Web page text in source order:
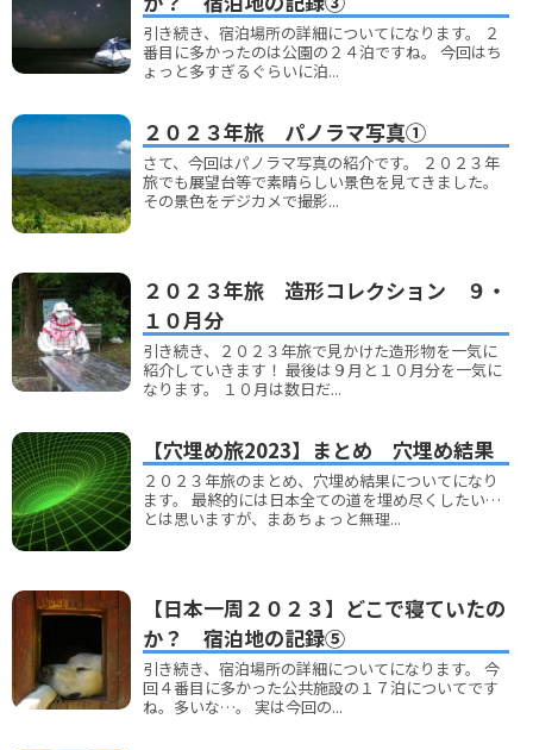
引き続き、宿泊場所の詳細についてになります。 ２
番目に多かったのは公園の２４泊ですね。 今回はち
ょっと多すぎるぐらいに泊...
２０２３年旅 パノラマ写真①
さて、今回はパノラマ写真の紹介です。 ２０２３年
旅でも展望台等で素晴らしい景色を見てきました。
その景色をデジカメで撮影...
２０２３年旅 造形コレクション ９・
１０月分
引き続き、２０２３年旅で見かけた造形物を一気に
紹介していきます！ 最後は９月と１０月分を一気に
なります。 １０月は数日だ...
【穴埋め旅2023】まとめ 穴埋め結果
２０２３年旅のまとめ、穴埋め結果についてになり
ます。 最終的には日本全ての道を埋め尽くしたい…
とは思いますが、まあちょっと無理...
【日本一周２０２３】どこで寝ていたの
か？ 宿泊地の記録⑤
引き続き、宿泊場所の詳細についてになります。 今
回４番目に多かった公共施設の１７泊についてです
ね。多いな…。 実は今回の...